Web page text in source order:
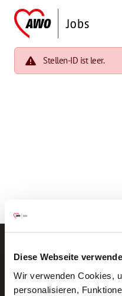
Diese Webseite
Wir verwenden Cookies,
personalisieren,
Stellen-ID ist leer.
Neue